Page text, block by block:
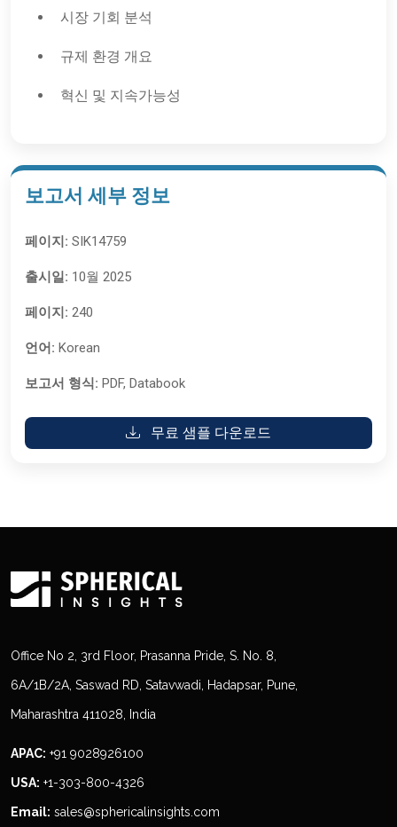
시장 기회 분석
규제 환경 개요
혁신 및 지속가능성
보고서 세부 정보
페이지: SIK14759
출시일: 10월 2025
페이지: 240
언어: Korean
보고서 형식: PDF, Databook
무료 샘플 다운로드
Office No 2, 3rd Floor, Prasanna Pride, S. No. 8,
6A/1B/2A, Saswad RD, Satavwadi, Hadapsar, Pune,
Maharashtra 411028, India
APAC: +91 9028926100
USA: +1-303-800-4326
Email: sales@sphericalinsights.com